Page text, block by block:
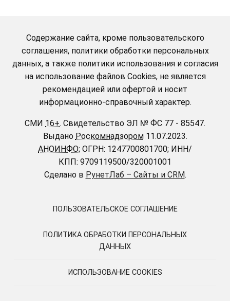
Содержание сайта, кроме пользовательского
соглашения, политики обработки персональных
данных, а также политики использования и согласия
на использование файлов Cookies, не является
рекомендацией или офертой и носит
информационно-справочный характер.
СМИ 16+. Свидетельство ЭЛ № ФС 77 - 85547.
Выдано Роскомнадзором11.07.2023.
АНОИНФО; ОГРН: 1247700801700; ИНН/
КПП: 9709119500/320001001
Сделано в РунетЛаб – Сайты и CRM.
ПОЛЬЗОВАТЕЛЬСКОЕ СОГЛАШЕНИЕ
ПОЛИТИКА ОБРАБОТКИ ПЕРСОНАЛЬНЫХ
ДАННЫХ
ИСПОЛЬЗОВАНИЕ COOKIES